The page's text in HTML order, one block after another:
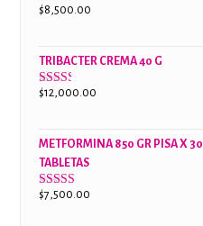
Valorado
$8,500.00
TRIBACTER CREMA 40 G
Valorado
$12,000.00
METFORMINA 850 GR PISA X 30
TABLETAS
Valorado
$7,500.00